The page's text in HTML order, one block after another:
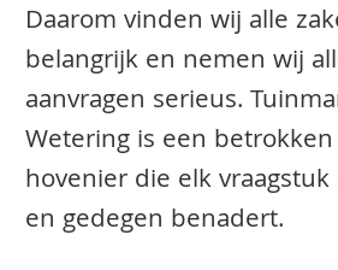
Daarom vinden wij alle
belangrijk en nemen wij
aanvragen serieus.
Wetering is een
hovenier die elk
en gedegen benadert.